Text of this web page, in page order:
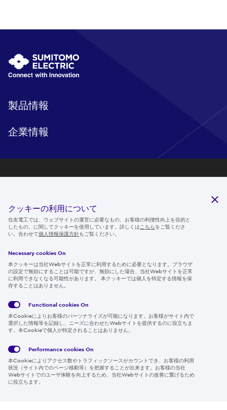
製品情報
企業情報
ニュースルーム
IR情報
採用情報
Global
Policy
サイト
約
Region & Language:
Japan | JP
クッキーの利用について
住友電工では、ウェブサイトの運営に必要なもの、お客様の利便性向上を目的と
したもの、に関してクッキーを使用しています。詳しくは こちらをご覧くださ
い。合わせて個人情報保護方針もご覧ください。
Necessary cookies On
本クッキーは当社Webサイトを正常に利用するために必要となります。ブラウザ
の設定で無効にすることは可能ですが、無効にした場合、当社Webサイトを正常
に利用できなくなる可能性があります。 本クッキーでは個人を特定する情報を保
存することはありません。
Functional cookies On
本Cookieによりお客様のパーソナライズが可能になります。お客様がサイト内で
選択した情報等を記録し、ニーズに合わせたWebサイトを提供するのに役立ちま
す。本Cookieで個人が特定されることはありません。
Performance cookies On
本Cookieによりアクセス数やトラフィックソースがカウントでき、お客様の利用
状況（サイト内でのページ移動等）を把握することが出来ます。お客様の当社
Webサイトでのユーザ体験を向上するため、当社Webサイトの改善に繋げるため
に役立ちます。